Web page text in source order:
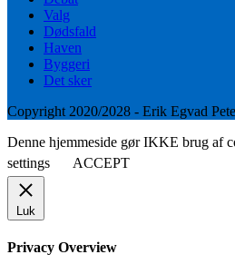
Valg
Dødsfald
Haven
Byggeri
Det sker
Copyright 2020/2028 - Erik Egvad
Denne hjemmeside gør IKKE brug af
settings
ACCEPT
Luk
Privacy Overview